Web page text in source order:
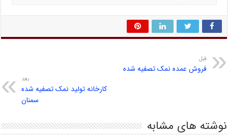
قبل
فروش عمده نمک تصفیه شده
بعد
کارخانه تولید نمک تصفیه شده
سمنان
نوشته های مشابه